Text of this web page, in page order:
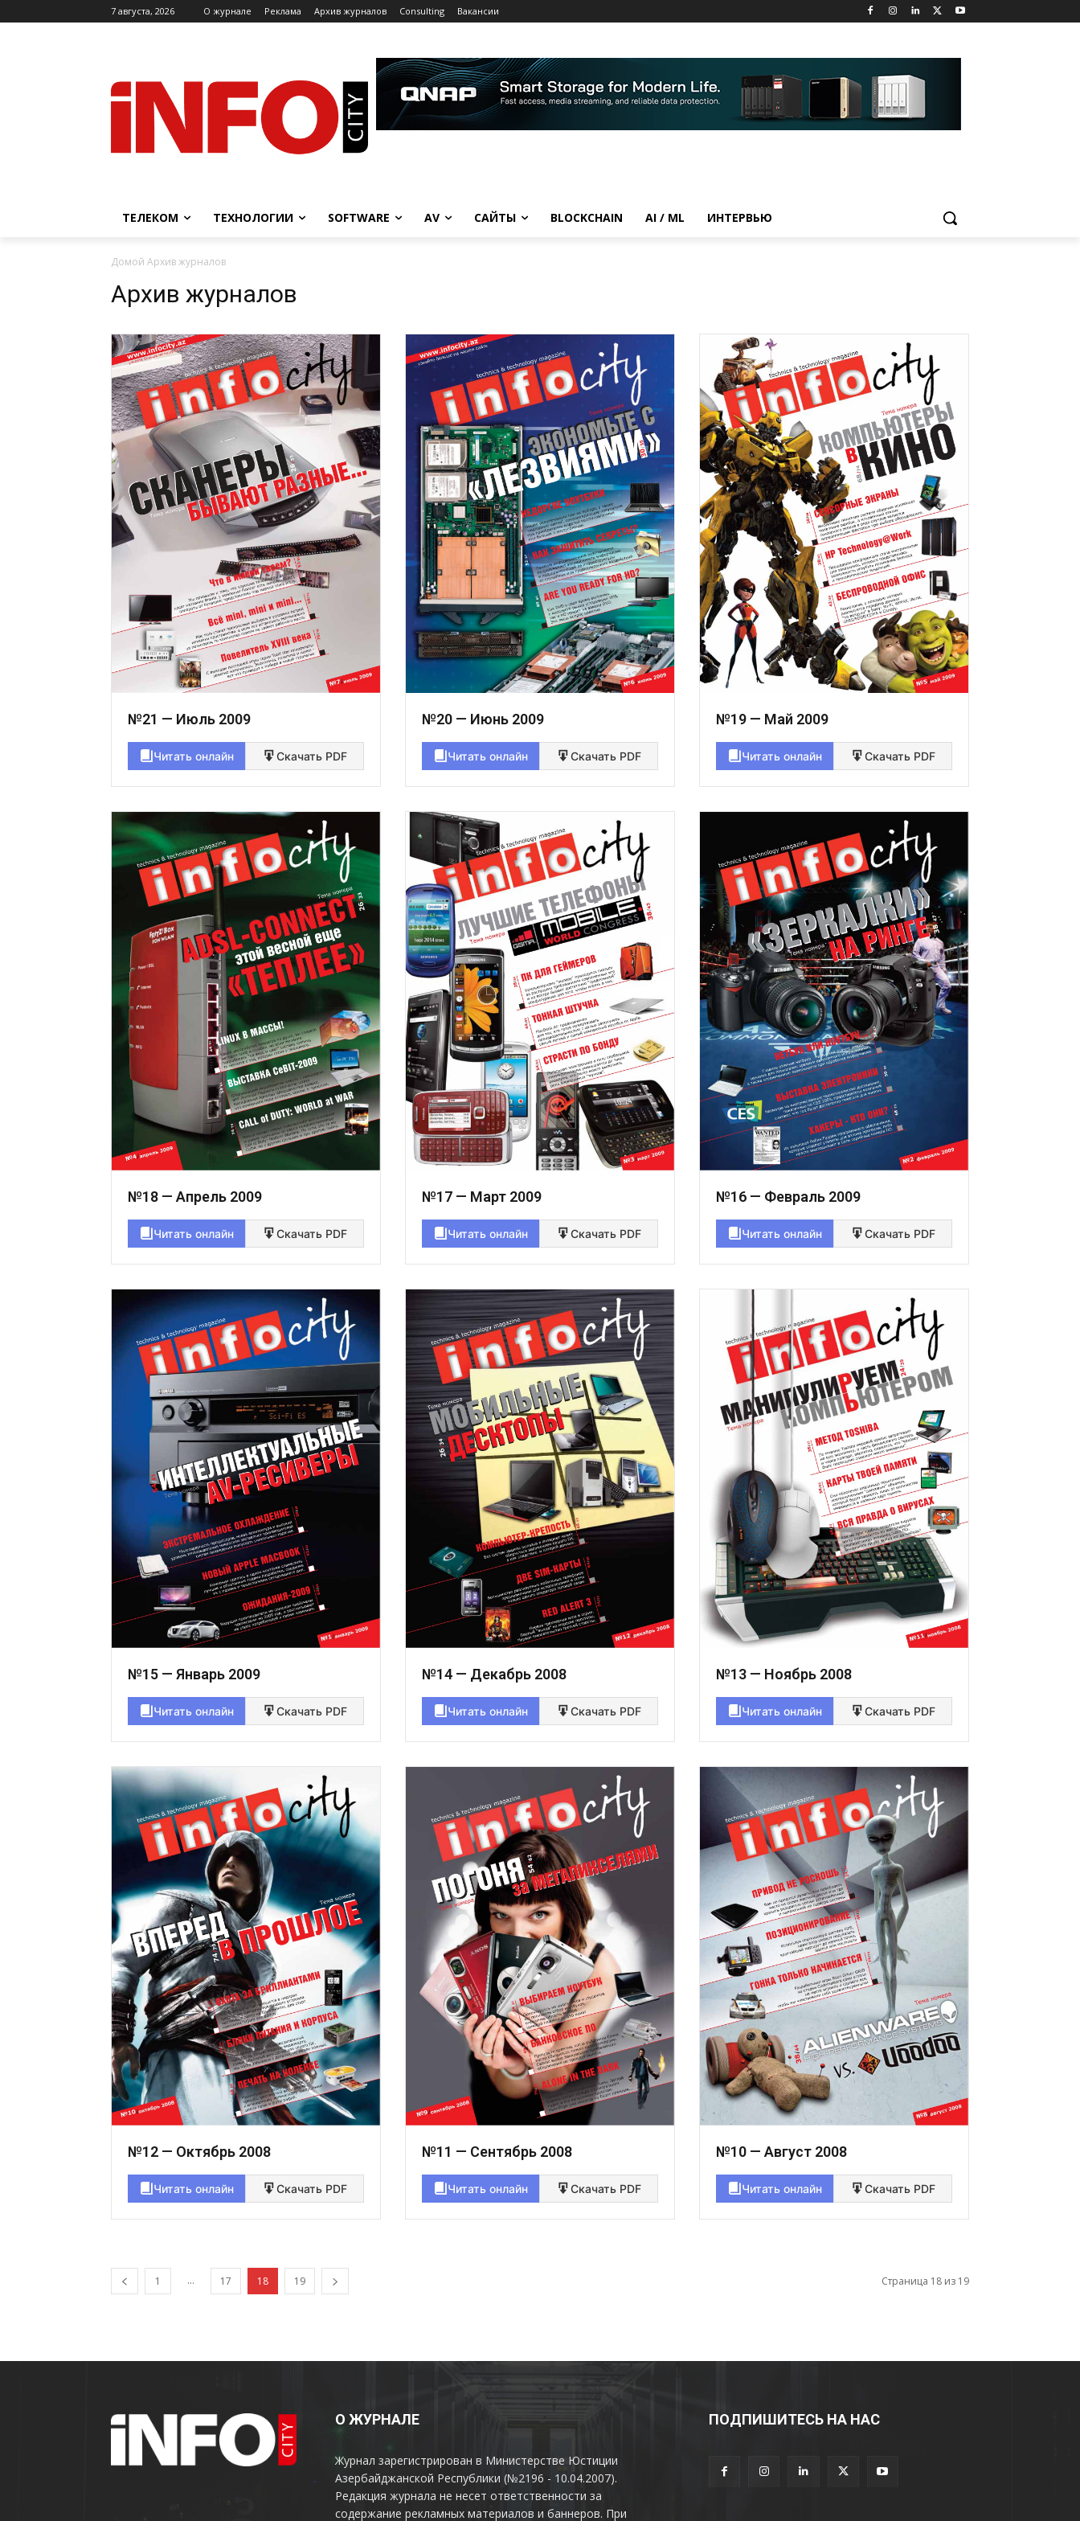
7 августа, 2026 O журнале Реклама Архив журналов Consulting Вакансии
ТЕЛЕКОМ ТЕХНОЛОГИИ SOFTWARE AV САЙТЫ BLOCKCHAIN AI / ML ИНТЕРВЬЮ
Домой Архив журналов
Архив журналов
№21 — Июль 2009
Читать онлайн Скачать PDF
№20 — Июнь 2009
Читать онлайн Скачать PDF
№19 — Май 2009
Читать онлайн Скачать PDF
№18 — Апрель 2009
Читать онлайн Скачать PDF
№17 — Март 2009
Читать онлайн Скачать PDF
№16 — Февраль 2009
Читать онлайн Скачать PDF
№15 — Январь 2009
Читать онлайн Скачать PDF
№14 — Декабрь 2008
Читать онлайн Скачать PDF
№13 — Ноябрь 2008
Читать онлайн Скачать PDF
№12 — Октябрь 2008
Читать онлайн Скачать PDF
№11 — Сентябрь 2008
Читать онлайн Скачать PDF
№10 — Август 2008
Читать онлайн Скачать PDF
1 ... 17 18 19 Страница 18 из 19
О ЖУРНАЛЕ
Журнал зарегистрирован в Министерстве Юстиции
Азербайджанской Республики (№2196 - 10.04.2007).
Редакция журнала не несет ответственности за
содержание рекламных материалов и баннеров. При
ПОДПИШИТЕСЬ НА НАС